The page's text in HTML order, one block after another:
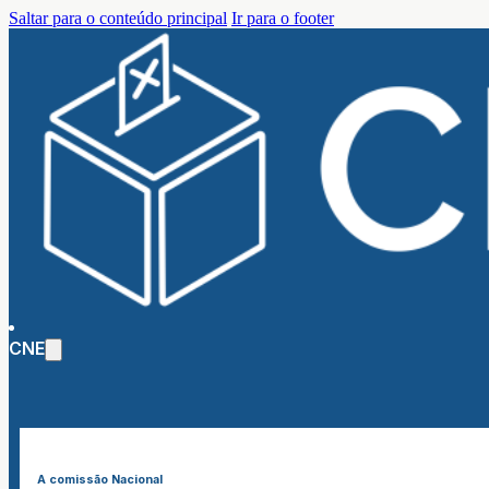
Saltar para o conteúdo principal Ir para o footer
CNE
A comissão Nacional